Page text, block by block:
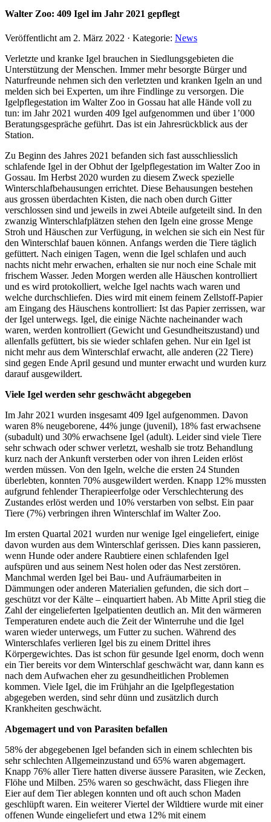
Walter Zoo: 409 Igel im Jahr 2021 gepflegt
Veröffentlicht am 2. März 2022 · Kategorie: News
Verletzte und kranke Igel brauchen in Siedlungsgebieten die
Unterstützung der Menschen. Immer mehr besorgte Bürger und
Naturfreunde nehmen sich den verletzten und kranken Igeln an und
melden sich bei Experten, um ihre Findlinge zu versorgen. Die
Igelpflegestation im Walter Zoo in Gossau hat alle Hände voll zu
tun: im Jahr 2021 wurden 409 Igel aufgenommen und über 1’000
Beratungsgespräche geführt. Das ist ein Jahresrückblick aus der
Station.
Zu Beginn des Jahres 2021 befanden sich fast ausschliesslich
schlafende Igel in der Obhut der Igelpflegestation im Walter Zoo in
Gossau. Im Herbst 2020 wurden zu diesem Zweck spezielle
Winterschlafbehausungen errichtet. Diese Behausungen bestehen
aus grossen überdachten Kisten, die nach oben durch Gitter
verschlossen sind und jeweils in zwei Abteile aufgeteilt sind. In den
zwanzig Winterschlafplätzen stehen den Igeln eine grosse Menge
Stroh und Häuschen zur Verfügung, in welchen sie sich ein Nest für
den Winterschlaf bauen können. Anfangs werden die Tiere täglich
gefüttert. Nach einigen Tagen, wenn die Igel schlafen und auch
nachts nicht mehr erwachen, erhalten sie nur noch eine Schale mit
frischem Wasser. Jeden Morgen werden alle Häuschen kontrolliert
und es wird protokolliert, welche Igel nachts wach waren und
welche durchschliefen. Dies wird mit einem feinem Zellstoff-Papier
am Eingang des Häuschens kontrolliert: Ist das Papier zerrissen, war
der Igel unterwegs. Igel, die einige Nächte nacheinander wach
waren, werden kontrolliert (Gewicht und Gesundheitszustand) und
allenfalls gefüttert, bis sie wieder schlafen gehen. Nur ein Igel ist
nicht mehr aus dem Winterschlaf erwacht, alle anderen (22 Tiere)
sind gegen Ende April gesund und munter erwacht und wurden kurz
darauf ausgewildert.
Viele Igel werden sehr geschwächt abgegeben
Im Jahr 2021 wurden insgesamt 409 Igel aufgenommen. Davon
waren 8% neugeborene, 44% junge (juvenil), 18% fast erwachsene
(subadult) und 30% erwachsene Igel (adult). Leider sind viele Tiere
sehr schwach oder schwer verletzt, weshalb sie trotz Behandlung
kurz nach der Ankunft versterben oder von ihren Leiden erlöst
werden müssen. Von den Igeln, welche die ersten 24 Stunden
überlebten, konnten 70% ausgewildert werden. Knapp 12% mussten
aufgrund fehlender Therapieerfolge oder Verschlechterung des
Zustandes erlöst werden und 10% verstarben von selbst. Ein paar
Tiere (7%) verbringen ihren Winterschlaf im Walter Zoo.
Im ersten Quartal 2021 wurden nur wenige Igel eingeliefert, einige
davon wurden aus dem Winterschlaf gerissen. Dies kann passieren,
wenn Hunde oder andere Raubtiere einen schlafenden Igel
aufspüren und aus seinem Nest holen oder das Nest zerstören.
Manchmal werden Igel bei Bau- und Aufräumarbeiten in
Dämmungen oder anderen Materialien gefunden, die sich dort –
geschützt vor der Kälte – einquartiert haben. Ab Mitte April stieg die
Zahl der eingelieferten Igelpatienten deutlich an. Mit den wärmeren
Temperaturen endete auch die Zeit der Winterruhe und die Igel
waren wieder unterwegs, um Futter zu suchen. Während des
Winterschlafes verlieren Igel bis zu einem Drittel ihres
Körpergewichtes. Das ist schon für gesunde Igel enorm, doch wenn
ein Tier bereits vor dem Winterschlaf geschwächt war, dann kann es
nach dem Aufwachen eher zu gesundheitlichen Problemen
kommen. Viele Igel, die im Frühjahr an die Igelpflegestation
abgegeben werden, sind sehr dünn und zusätzlich durch
Krankheiten geschwächt.
Abgemagert und von Parasiten befallen
58% der abgegebenen Igel befanden sich in einem schlechten bis
sehr schlechten Allgemeinzustand und 65% waren abgemagert.
Knapp 76% aller Tiere hatten diverse äussere Parasiten, wie Zecken,
Flöhe und Milben. 25% waren so geschwächt, dass Fliegen ihre
Eier auf dem Tier ablegen konnten und oft auch schon Maden
geschlüpft waren. Ein weiterer Viertel der Wildtiere wurde mit einer
offenen Wunde eingeliefert und etwa 12% mit einem